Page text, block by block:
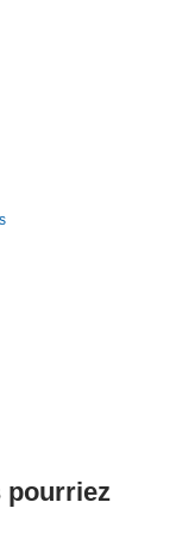
pourriez